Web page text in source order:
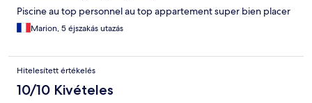
Piscine au top personnel au top appartement super bien placer
Marion, 5 éjszakás utazás
Hitelesített értékelés
10/10 Kivételes